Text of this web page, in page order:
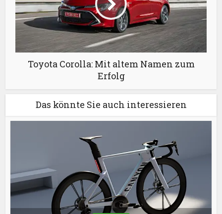
Toyota Corolla: Mit altem Namen zum
Erfolg
Das könnte Sie auch interessieren